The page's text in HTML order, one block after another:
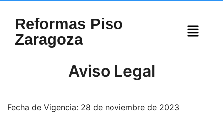
Reformas Piso
Zaragoza
Aviso Legal
Fecha de Vigencia: 28 de noviembre de 2023